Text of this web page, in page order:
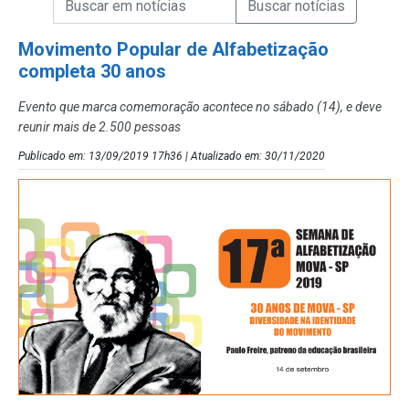
Movimento Popular de Alfabetização
completa 30 anos
Evento que marca comemoração acontece no sábado (14), e deve
reunir mais de 2.500 pessoas
Publicado em: 13/09/2019 17h36 | Atualizado em: 30/11/2020